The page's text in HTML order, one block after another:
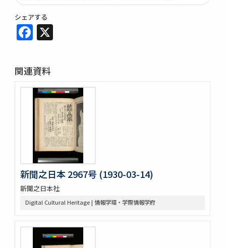
シェアする
Facebook
関連資料
新聞之日本 2967号 (1930-03-14)
新聞之日本社
Digital Cultural Heritage | 情報学環・学際情報学府